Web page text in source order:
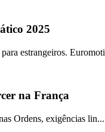
2025
estrangeiros.
na França
Ordens, exigências lin...